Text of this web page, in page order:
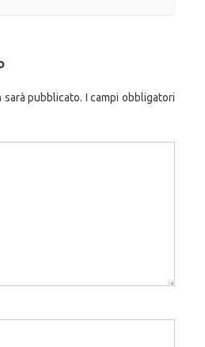
pubblicato. I campi obbligatori